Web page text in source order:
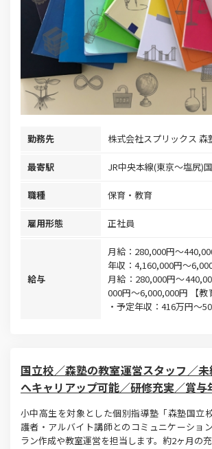
勤務先 株式会社スプリックス 森
最寄駅 JR中央本線(東京～塩尻)
職種 保育・教育
雇用形態 正社員
給与
月給：280,000円～
年収：4,160,000円～
月給：280,000円～
000円～6,000,000円 【教
・予定年収：416万円～
国立校／森塾の教室運営スタッフ／
へキャリアップ可能／研修充実／賞与
小中高生を対象とした個別指導塾「森塾国立
護者・アルバイト講師とのコミュニケーショ
ラン作成や教室運営を担当します。約2ヶ月の